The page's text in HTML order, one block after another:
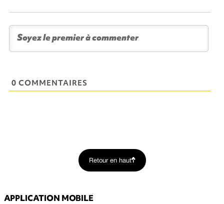
0 COMMENTAIRES
Retour en haut
APPLICATION MOBILE